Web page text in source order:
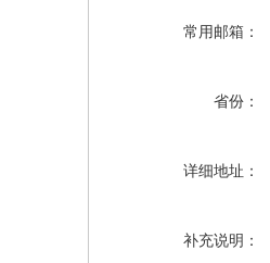
常用邮箱：
省份：
详细地址：
补充说明：